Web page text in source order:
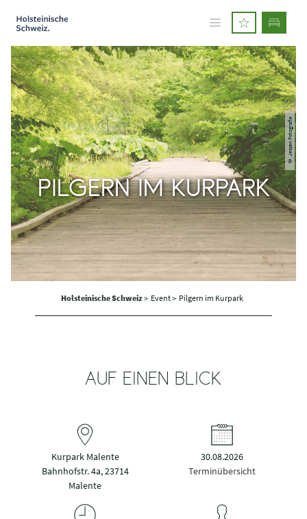
© Jessen Fotografie
PILGERN IM KURPARK
Holsteinische Schweiz> Event > Pilgern im Kurpark
AUF EINEN BLICK
Kurpark Malente
Bahnhofstr. 4a, 23714
Malente
30.08.2026
Terminübersicht